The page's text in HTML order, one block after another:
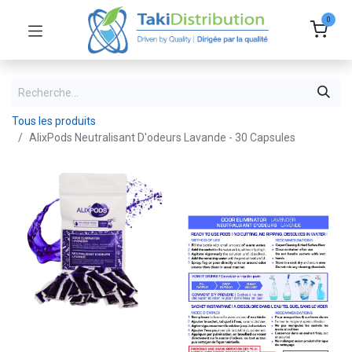
0
Tous les produits
AlixPods Neutralisant D'odeurs Lavande - 30 Capsules